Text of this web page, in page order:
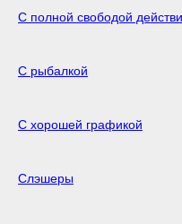
С полной свободой
С рыбалкой
С хорошей графикой
Слэшеры